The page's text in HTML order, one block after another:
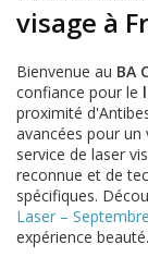
visage à
Bienvenue au BA
confiance pour le
proximité
avancées pour un
service de laser
reconnue et de
spécifiques.
Laser –
expérience beauté.